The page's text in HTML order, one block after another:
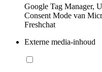
Google Tag Manager,
Consent Mode van
Freshchat
Externe media-inhoud